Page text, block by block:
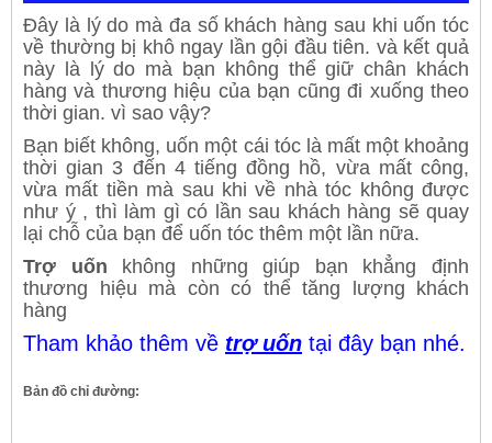
Đây là lý do mà đa số khách hàng sau khi uốn tóc
về thường bị khô ngay lần gội đầu tiên. và kết quả
này là lý do mà bạn không thể giữ chân khách
hàng và thương hiệu của bạn cũng đi xuống theo
thời gian. vì sao vậy?
Bạn biết không, uốn một cái tóc là mất một khoảng
thời gian 3 đến 4 tiếng đồng hồ, vừa mất công,
vừa mất tiền mà sau khi về nhà tóc không được
như ý , thì làm gì có lần sau khách hàng sẽ quay
lại chỗ của bạn để uốn tóc thêm một lần nữa.
Trợ uốn không những giúp bạn khẳng định
thương hiệu mà còn có thể tăng lượng khách
hàng
Tham khảo thêm về trợ uốn tại đây bạn nhé.
Bản đồ chỉ đường: